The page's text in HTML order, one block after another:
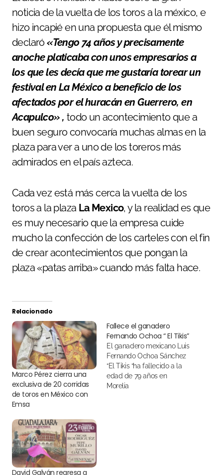
noticia de la vuelta de los toros a la méxico, e
hizo incapié en una propuesta que él mismo
declaró«Tengo 74 años y precisamente
anoche platicaba con unos empresarios a
los que les decía que me gustaría torear un
festival en La México a beneficio de los
afectados por el huracán en Guerrero, en
Acapulco» , todo un acontecimiento que a
buen seguro convocaría muchas almas en la
plaza para ver a uno de los toreros más
admirados en el país azteca.
Cada vez está más cerca la vuelta de los
toros a la plaza La Mexico, y la realidad es que
es muy necesario que la empresa cuide
mucho la confección de los carteles con el fin
de crear acontecimientos que pongan la
plaza «patas arriba» cuando más falta hace.
Relacionado
Marco Pérez cierra una
exclusiva de 20 corridas
de toros en México con
Emsa
Fallece el ganadero
Fernando Ochoa “ El Tikis”
El ganadero mexicano Luis
Fernando Ochoa Sánchez
“El Tikis “ha fallecido a la
edad de 79 años en
Morelia
David Galván regresa a